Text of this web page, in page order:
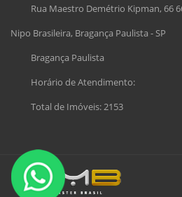
Rua Maestro Demétrio Kipman, 66
Nipo Brasileira, Bragança Paulista - SP
Bragança Paulista
Horário de Atendimento:
Total de Imóveis: 2153